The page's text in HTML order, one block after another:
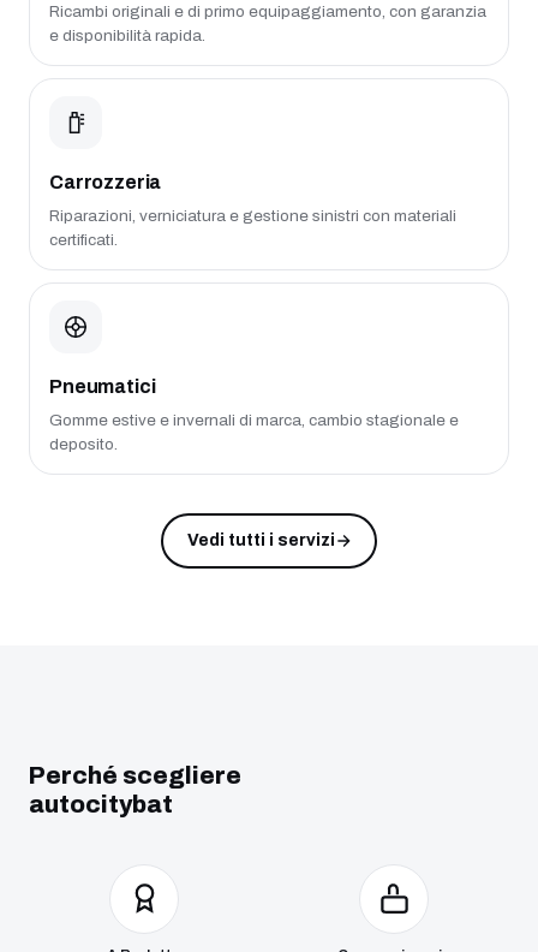
Ricambi originali e di primo equipaggiamento, con garanzia
e disponibilità rapida.
Carrozzeria
Riparazioni, verniciatura e gestione sinistri con materiali
certificati.
Pneumatici
Gomme estive e invernali di marca, cambio stagionale e
deposito.
Vedi tutti i servizi
Perché scegliere
autocitybat